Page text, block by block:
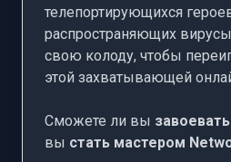
телепортирующихся
распространяющих
свою колоду, чтобы
этой захватывающей
Сможете ли вы
вы стать мастером